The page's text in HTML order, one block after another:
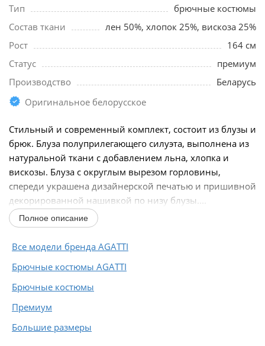
Тип
брючные костюмы
Состав ткани
лен 50%, хлопок 25%, вискоза 25%
Рост
164 см
Статус
премиум
Производство
Беларусь
Оригинальное белорусское
Стильный и современный комплект, состоит из блузы и
брюк. Блуза полуприлегающего силуэта, выполнена из
натуральной ткани с добавлением льна, хлопка и
вискозы. Блуза с округлым вырезом горловины,
спереди украшена дизайнерской печатью и пришивной
декорированной нашивкой по низу блузы....
Полное описание
Все модели бренда AGATTI
Брючные костюмы AGATTI
Брючные костюмы
Премиум
Большие размеры